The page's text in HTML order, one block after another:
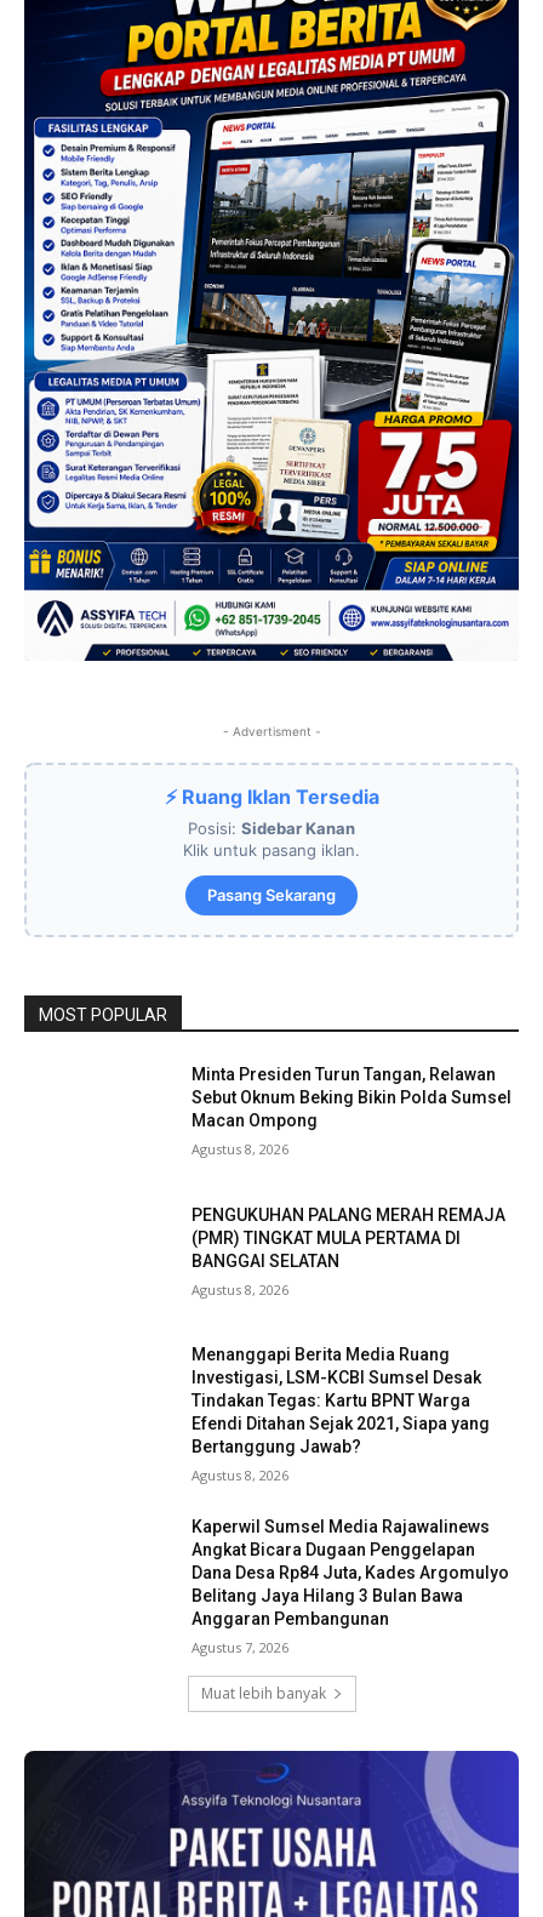
- Advertisment -
⚡ Ruang Iklan Tersedia
Posisi: Sidebar Kanan
Klik untuk pasang iklan.
Pasang Sekarang
MOST POPULAR
Minta Presiden Turun Tangan, Relawan
Sebut Oknum Beking Bikin Polda Sumsel
Macan Ompong
Agustus 8, 2026
PENGUKUHAN PALANG MERAH REMAJA
(PMR) TINGKAT MULA PERTAMA DI
BANGGAI SELATAN
Agustus 8, 2026
Menanggapi Berita Media Ruang
Investigasi, LSM-KCBI Sumsel Desak
Tindakan Tegas: Kartu BPNT Warga
Efendi Ditahan Sejak 2021, Siapa yang
Bertanggung Jawab?
Agustus 8, 2026
Kaperwil Sumsel Media Rajawalinews
Angkat Bicara Dugaan Penggelapan
Dana Desa Rp84 Juta, Kades Argomulyo
Belitang Jaya Hilang 3 Bulan Bawa
Anggaran Pembangunan
Agustus 7, 2026
Muat lebih banyak